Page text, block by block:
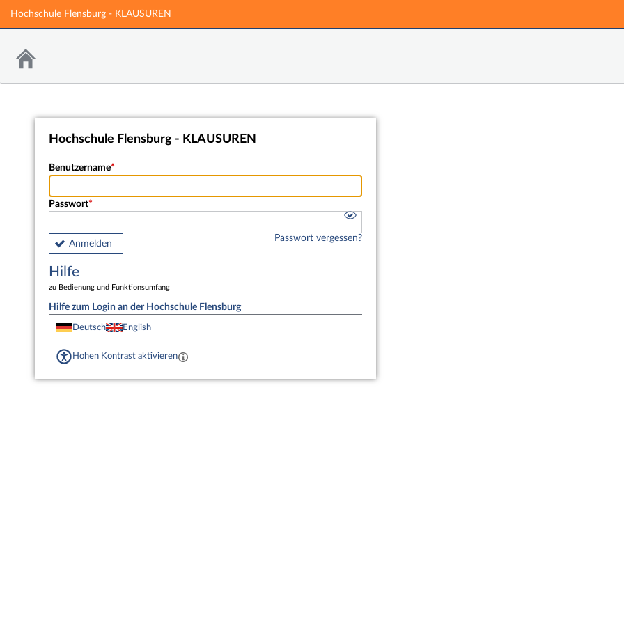
Hauptnavigation
Hochschule Flensburg - KLAUSUREN
Hochschule Flensburg - KLAUSUREN
Benutzername
Passwort
Anmelden
Passwort vergessen?
Hilfe
zu Bedienung und Funktionsumfang
Hilfe zum Login an der Hochschule Flensburg
Deutsch English
Hohen Kontrast aktivieren